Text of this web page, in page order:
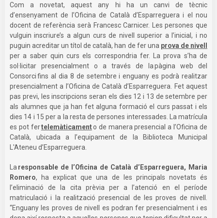
Com a novetat, aquest any hi ha un canvi de tècnic
d’ensenyament de l’Oficina de Català d’Esparreguera i el nou
docent de referència serà Francesc Carnicer. Les persones que
vulguin inscriure’s a algun curs de nivell superior a l’inicial, i no
puguin acreditar un títol de català, han de fer una prova de nivell
per a saber quin curs els correspondria fer. La prova s’ha de
sol·licitar presencialment o a través de la pàgina web del
Consorci fins al dia 8 de setembre i enguany es podrà realitzar
presencialment a l’Oficina de Català d’Esparreguera. Fet aquest
pas previ, les inscripcions seran els dies 12 i 13 de setembre per
als alumnes que ja han fet alguna formació el curs passat i els
dies 14 i 15 per a la resta de persones interessades. La matrícula
es pot fertelemàticamento de manera presencial a l’Oficina de
Català, ubicada a l’equipament de la Biblioteca Municipal
L'Ateneu d’Esparreguera.
La responsable de l’Oficina de Català d’Esparreguera, Maria
Romero, ha explicat que una de les principals novetats és
l’eliminació de la cita prèvia per a l’atenció en el període
matriculació i la realització presencial de les proves de nivell.
“Enguany les proves de nivell es podran fer presencialment i es